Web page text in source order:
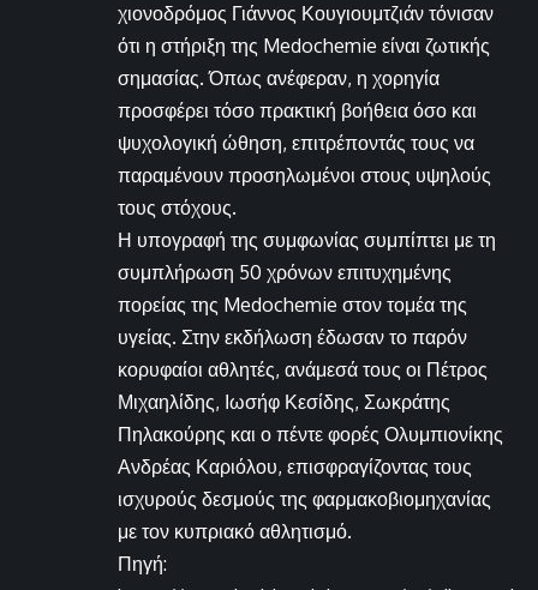
χιονοδρόμος Γιάννος Κουγιουμτζιάν τόνισαν
ότι η στήριξη της Medochemie είναι ζωτικής
σημασίας. Όπως ανέφεραν, η χορηγία
προσφέρει τόσο πρακτική βοήθεια όσο και
ψυχολογική ώθηση, επιτρέποντάς τους να
παραμένουν προσηλωμένοι στους υψηλούς
τους στόχους.
Η υπογραφή της συμφωνίας συμπίπτει με τη
συμπλήρωση 50 χρόνων επιτυχημένης
πορείας της Medochemie στον τομέα της
υγείας. Στην εκδήλωση έδωσαν το παρόν
κορυφαίοι αθλητές, ανάμεσά τους οι Πέτρος
Μιχαηλίδης, Ιωσήφ Κεσίδης, Σωκράτης
Πηλακούρης και ο πέντε φορές Ολυμπιονίκης
Ανδρέας Καριόλου, επισφραγίζοντας τους
ισχυρούς δεσμούς της φαρμακοβιομηχανίας
με τον κυπριακό αθλητισμό.
Πηγή: